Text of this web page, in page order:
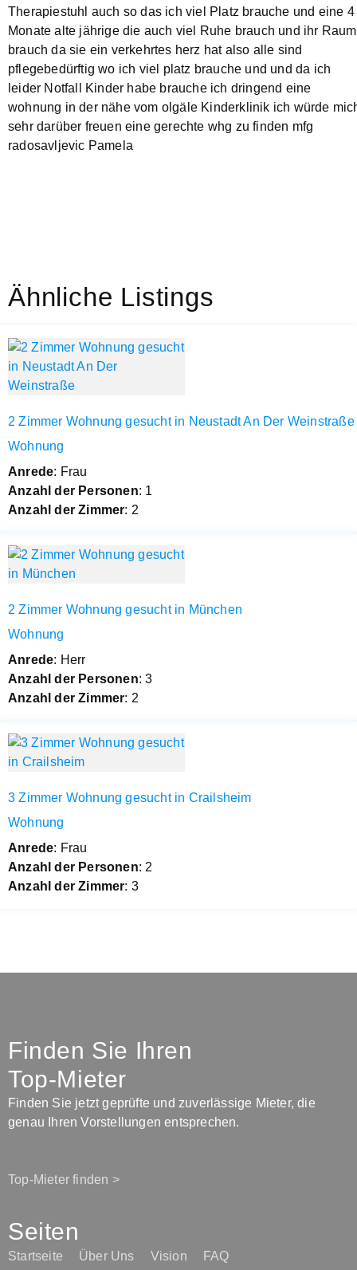
Therapiestuhl auch so das ich viel Platz brauche und eine 4
Monate alte jährige die auch viel Ruhe brauch und ihr Raum
brauch da sie ein verkehrtes herz hat also alle sind
pflegebedürftig wo ich viel platz brauche und und da ich
leider Notfall Kinder habe brauche ich dringend eine
wohnung in der nähe vom olgäle Kinderklinik ich würde
sehr darüber freuen eine gerechte whg zu finden mfg
radosavljevic Pamela
Ähnliche Listings
2 Zimmer Wohnung gesucht in Neustadt An Der Weinstraße
Wohnung
Anrede: Frau
Anzahl der Personen: 1
Anzahl der Zimmer: 2
2 Zimmer Wohnung gesucht in München
Wohnung
Anrede: Herr
Anzahl der Personen: 3
Anzahl der Zimmer: 2
3 Zimmer Wohnung gesucht in Crailsheim
Wohnung
Anrede: Frau
Anzahl der Personen: 2
Anzahl der Zimmer: 3
Finden Sie Ihren
Top-Mieter
Finden Sie jetzt geprüfte und zuverlässige Mieter, die
genau Ihren Vorstellungen entsprechen.
Top-Mieter finden >
Seiten
Startseite Über Uns Vision FAQ